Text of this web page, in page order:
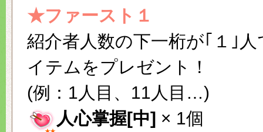
★ファースト１
紹介者人数の下一桁が｢１｣
イテムをプレゼント！
(例：1人目、11人目…)
人心掌握[中] × 1個